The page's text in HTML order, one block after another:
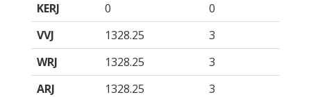
KERJ
0
0
VVJ
1328.25
3
WRJ
1328.25
3
ARJ
1328.25
3